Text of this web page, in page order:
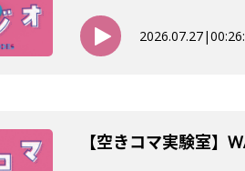
2026.07.27|
【空きコマ実験室】